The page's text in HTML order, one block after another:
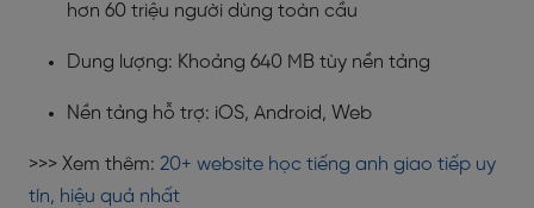
hơn 60 triệu người dùng toàn cầu
Dung lượng: Khoảng 640 MB tùy nền tảng
Nền tảng hỗ trợ: iOS, Android, Web
>>> Xem thêm: 20+ website học tiếng anh giao tiếp uy
tín, hiệu quả nhất